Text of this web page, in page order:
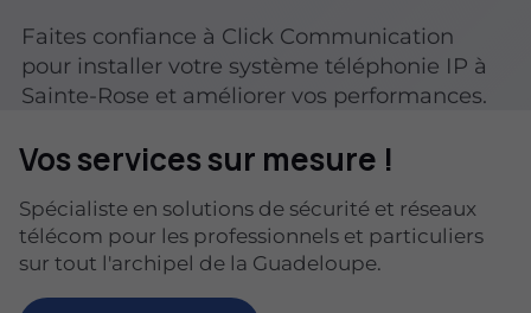
Faites confiance à Click Communication
pour installer votre système téléphonie IP à
Sainte-Rose et améliorer vos performances.
Vos services sur mesure !
Spécialiste en solutions de sécurité et réseaux
télécom pour les professionnels et particuliers
sur tout l'archipel de la Guadeloupe.